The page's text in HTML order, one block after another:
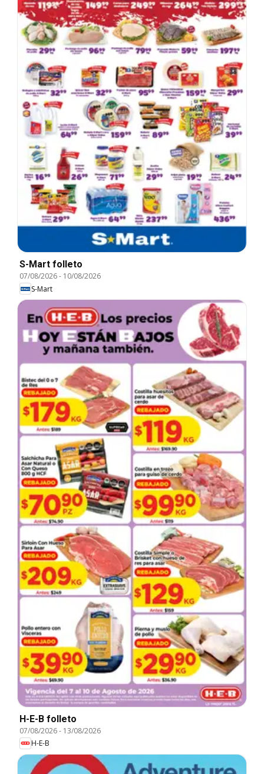
S-Mart folleto
07/08/2026- 10/08/2026
S-Mart
H-E-B folleto
07/08/2026- 13/08/2026
H-E-B